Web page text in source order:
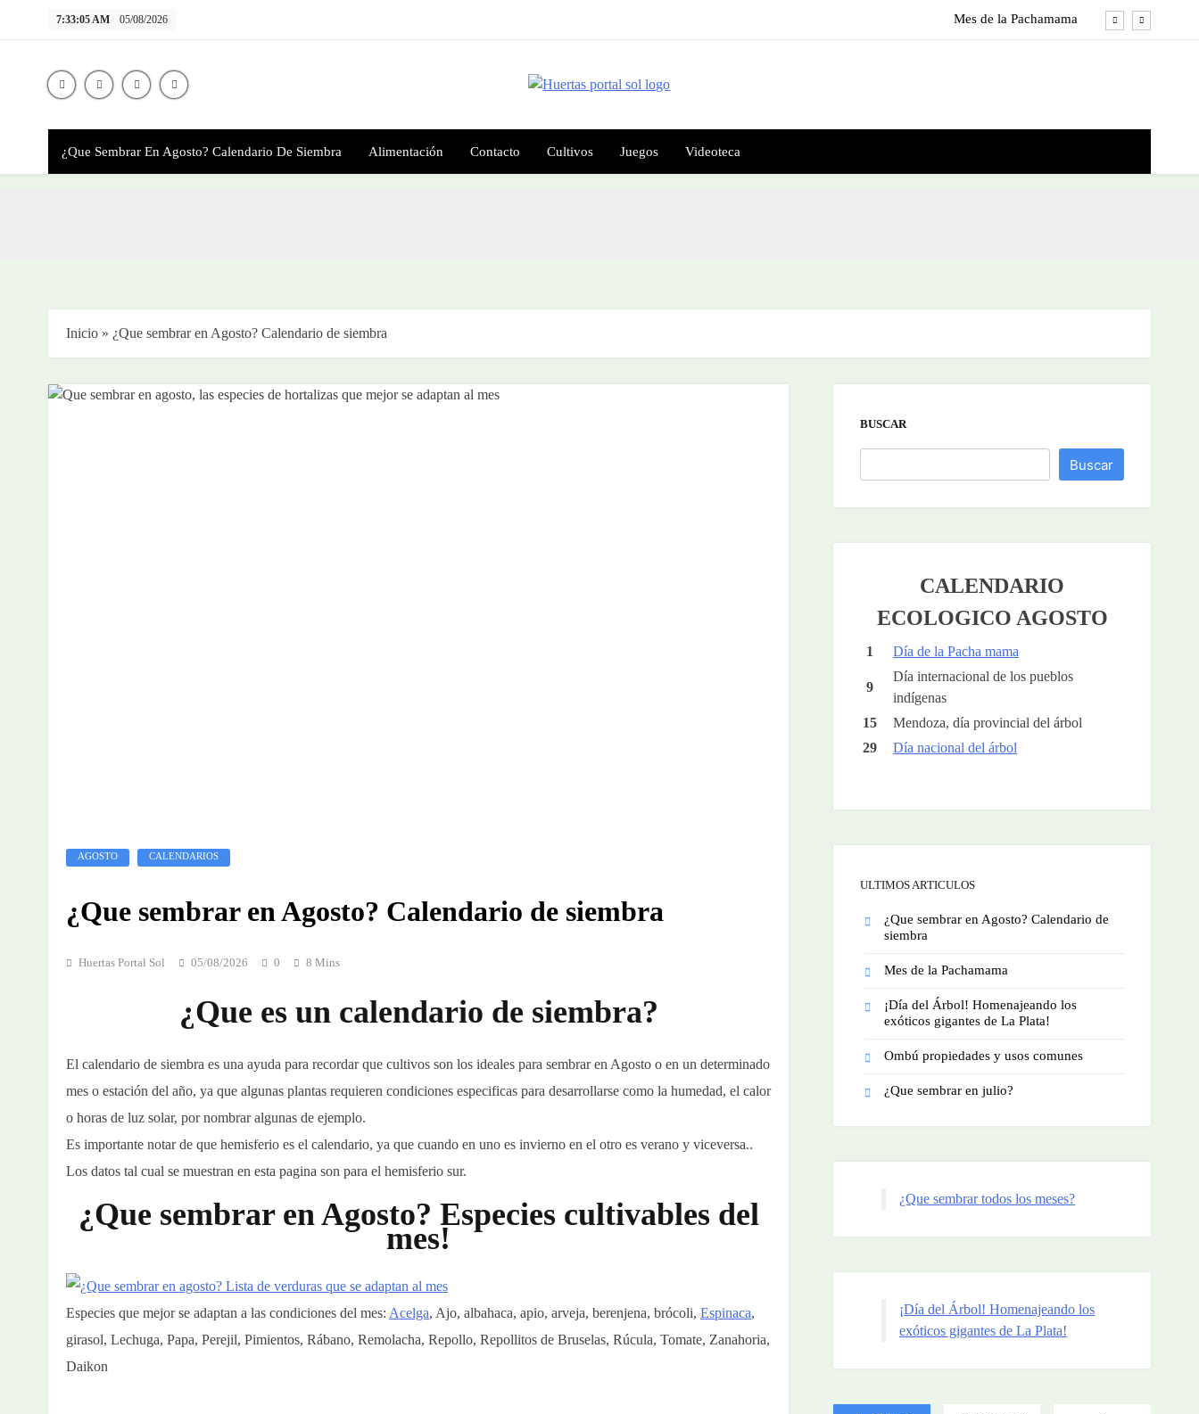
7:33:06 AM 05/08/2026 Mes de la Pachamama
¿Que sembrar en Agosto? Calendario de siembra
¿Que Sembrar En Agosto? Calendario De Siembra Alimentación Contacto Cultivos Juegos Videoteca
Inicio » ¿Que sembrar en Agosto? Calendario de siembra
AGOSTO CALENDARIOS
¿Que sembrar en Agosto? Calendario de siembra
Huertas Portal Sol 05/08/2026 0 8 Mins
¿Que es un calendario de siembra?
El calendario de siembra es una ayuda para recordar que cultivos son los ideales para sembrar en Agosto o en un determinado
mes o estación del año, ya que algunas plantas requieren condiciones especificas para desarrollarse como la humedad, el calor
o horas de luz solar, por nombrar algunas de ejemplo.
Es importante notar de que hemisferio es el calendario, ya que cuando en uno es invierno en el otro es verano y viceversa..
Los datos tal cual se muestran en esta pagina son para el hemisferio sur.
¿Que sembrar en Agosto? Especies cultivables del
mes!
Especies que mejor se adaptan a las condiciones del mes: Acelga, Ajo, albahaca, apio, arveja, berenjena, brócoli, Espinaca,
girasol, Lechuga, Papa, Perejil, Pimientos, Rábano, Remolacha, Repollo, Repollitos de Bruselas, Rúcula, Tomate, Zanahoria,
Daikon
BUSCAR
Buscar
CALENDARIO
ECOLOGICO AGOSTO
1 Día de la Pacha mama
9
Día internacional de los pueblos
indígenas
15
Mendoza, día provincial del árbol
29
Día nacional del árbol
ULTIMOS ARTICULOS
¿Que sembrar en Agosto? Calendario de
siembra
Mes de la Pachamama
¡Día del Árbol! Homenajeando los
exóticos gigantes de La Plata!
Ombú propiedades y usos comunes
¿Que sembrar en julio?
¿Que sembrar todos los meses?
¡Día del Árbol! Homenajeando los
exóticos gigantes de La Plata!